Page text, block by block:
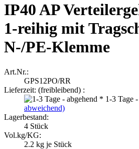
IP40 AP
1-reihig mit
N-/PE-Klemme
Art.Nr.:
GPS12PO/RR
Lieferzeit: (freibleibend) :
1-3 Tage
abweichend)
Lagerbestand:
4 Stück
Vol.kg/KG:
2.2 kg je Stück